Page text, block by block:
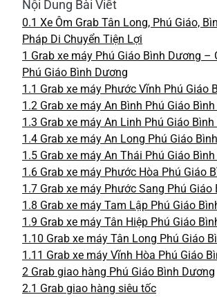
Nội Dung Bài Viết
0.1 Xe Ôm Grab Tân Long, Phú Giáo,
Pháp Di Chuyển Tiện Lợi
1 Grab xe máy Phú Giáo Bình Dương –
Phú Giáo Bình Dương
1.1 Grab xe máy Phước Vĩnh Phú Giáo
1.2 Grab xe máy An Bình Phú Giáo
1.3 Grab xe máy An Linh Phú Giáo
1.4 Grab xe máy An Long Phú Giáo
1.5 Grab xe máy An Thái Phú Giáo
1.6 Grab xe máy Phước Hòa Phú Giáo
1.7 Grab xe máy Phước Sang Phú Giáo
1.8 Grab xe máy Tam Lập Phú Giáo
1.9 Grab xe máy Tân Hiệp Phú Giáo
1.10 Grab xe máy Tân Long Phú Giáo
1.11 Grab xe máy Vĩnh Hòa Phú Giáo
2 Grab giao hàng Phú Giáo Bình Dương
2.1 Grab giao hàng siêu tốc